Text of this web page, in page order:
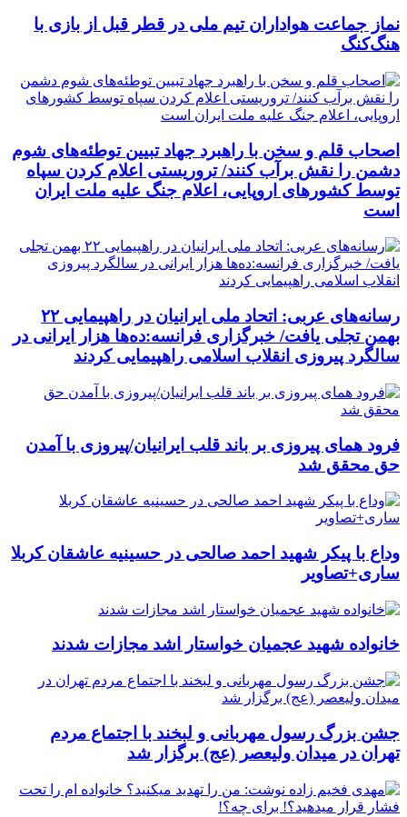
نماز جماعت هواداران تیم ملی در قطر قبل از بازی با
هنگ‌کنگ
اصحاب قلم و سخن با راهبرد جهاد تبیین توطئه‌های شوم
دشمن را نقش برآب کنند/ تروریستی اعلام کردن سپاه
توسط کشورهای اروپایی، اعلام جنگ علیه ملت ایران
است
رسانه‌های عربی: اتحاد ملی ایرانیان در راهپیمایی ۲۲
بهمن تجلی یافت/ خبرگزاری فرانسه:ده‌ها هزار ایرانی در
سالگرد پیروزی انقلاب اسلامی راهپیمایی کردند
فرود همای پیروزی بر باند قلب ایرانیان/پیروزی با آمدن
حق محقق شد
وداع با پیکر شهید احمد صالحی‌ در حسینیه عاشقان کربلا
ساری+تصاویر
خانواده شهید عجمیان خواستار اشد مجازات شدند
جشن بزرگ رسول مهربانی و لبخند با اجتماع مردم
تهران در میدان ولیعصر (عج) برگزار شد